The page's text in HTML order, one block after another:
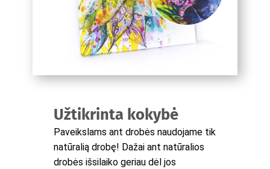
Užtikrinta kokybė
Paveikslams ant drobės naudojame tik
natūralią drobę! Dažai ant natūralios
drobės išsilaiko geriau dėl jos